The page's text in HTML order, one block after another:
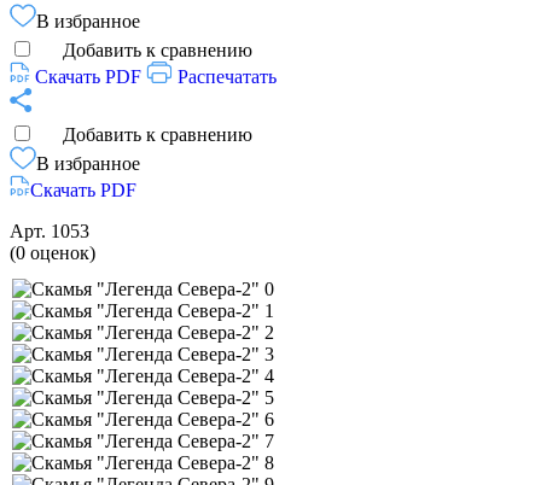
В избранное
Добавить к сравнению
Скачать PDF
Распечатать
Добавить к сравнению
В избранное
Скачать PDF
Арт. 1053
(0 оценок)